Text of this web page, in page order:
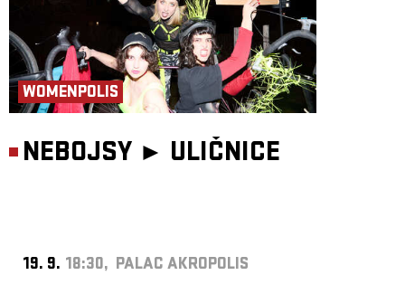
WOMENPOLIS
NEBOJSY ► ULIČNICE
19. 9. 18:30, PALAC AKROPOLIS